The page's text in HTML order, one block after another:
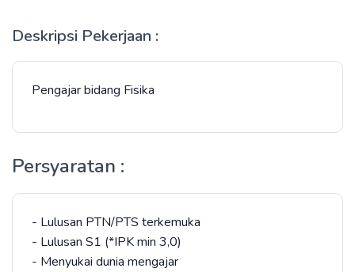
Deskripsi Pekerjaan :
Pengajar bidang Fisika
Persyaratan :
- Lulusan PTN/PTS terkemuka
- Lulusan S1 (*IPK min 3,0)
- Menyukai dunia mengajar